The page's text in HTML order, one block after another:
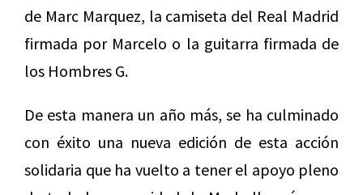
de Marc Marquez, la camiseta del Real Madrid
firmada por Marcelo o la guitarra firmada de
los Hombres G.
De esta manera un año más, se ha culminado
con éxito una nueva edición de esta acción
solidaria que ha vuelto a tener el apoyo pleno